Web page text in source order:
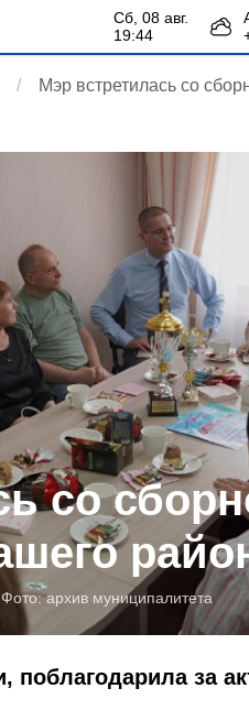
сб, 08 авг.
19:44
Мэр встретилась со
со
Фото:архив муниципалитета
поблагодарила за